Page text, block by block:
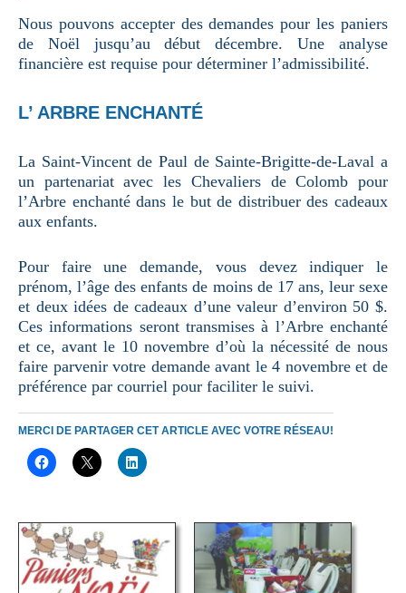
Nous pouvons accepter des demandes pour les paniers
de Noël jusqu’au début décembre. Une analyse
financière est requise pour déterminer l’admissibilité.
L’ ARBRE ENCHANTÉ
La Saint-Vincent de Paul de Sainte-Brigitte-de-Laval a
un partenariat avec les Chevaliers de Colomb pour
l’Arbre enchanté dans le but de distribuer des cadeaux
aux enfants.
Pour faire une demande, vous devez indiquer le
prénom, l’âge des enfants de moins de 17 ans, leur sexe
et deux idées de cadeaux d’une valeur d’environ 50 $.
Ces informations seront transmises à l’Arbre enchanté
et ce, avant le 10 novembre d’où la nécessité de nous
faire parvenir votre demande avant le 4 novembre et de
préférence par courriel pour faciliter le suivi.
MERCI DE PARTAGER CET ARTICLE AVEC VOTRE RÉSEAU!